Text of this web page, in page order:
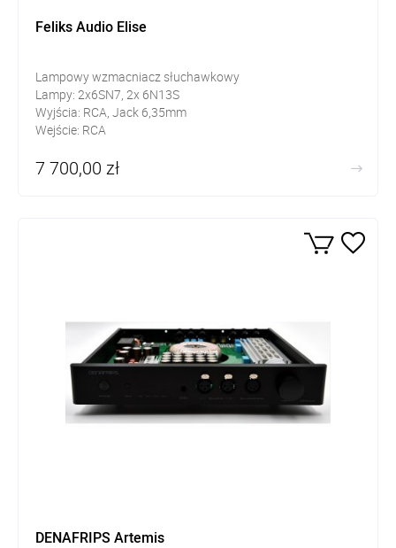
Feliks Audio Elise
Lampowy wzmacniacz słuchawkowy
Lampy: 2x6SN7, 2x 6N13S
Wyjścia: RCA, Jack 6,35mm
Wejście: RCA
7 700,00 zł
DENAFRIPS Artemis